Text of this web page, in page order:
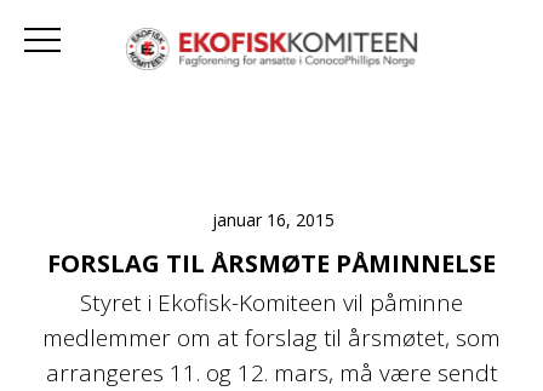
januar 16, 2015
FORSLAG TIL ÅRSMØTE PÅMINNELSE
Styret i Ekofisk-Komiteen vil påminne
medlemmer om at forslag til årsmøtet, som
arrangeres 11. og 12. mars, må være sendt